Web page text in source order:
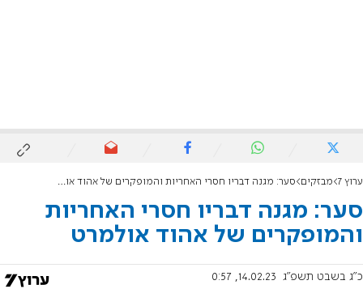
ערוץ 7 מבזקים סער: מגנה דבריו חסרי האחריות והמופקרים של אהוד אולמרט
סער: מגנה דבריו חסרי האחריות
והמופקרים של אהוד אולמרט
כ"ג בשבט תשפ"ג 14.02.23, 0:57